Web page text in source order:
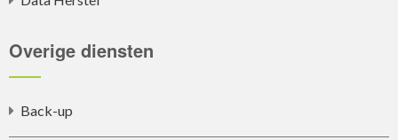
Overige diensten
Back-up